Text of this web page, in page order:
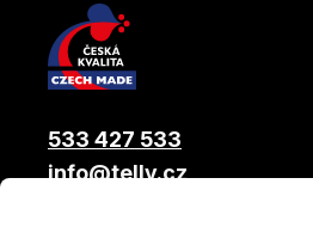
533 427 533
info@telly.cz